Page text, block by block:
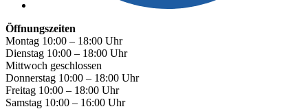
Öffnungszeiten
Montag 10:00 – 18:00 Uhr
Dienstag 10:00 – 18:00 Uhr
Mittwoch geschlossen
Donnerstag 10:00 – 18:00 Uhr
Freitag 10:00 – 18:00 Uhr
Samstag 10:00 – 16:00 Uhr